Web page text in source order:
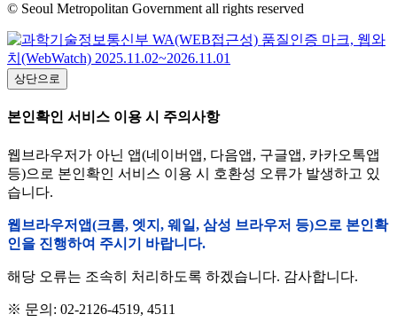
© Seoul Metropolitan Government all rights reserved
상단으로
본인확인 서비스 이용 시 주의사항
웹브라우저가 아닌 앱(네이버앱, 다음앱, 구글앱, 카카오톡앱
등)으로 본인확인 서비스 이용 시 호환성 오류가 발생하고 있
습니다.
웹브라우저앱(크롬, 엣지, 웨일, 삼성 브라우저 등)으로 본인확
인을 진행하여 주시기 바랍니다.
해당 오류는 조속히 처리하도록 하겠습니다. 감사합니다.
※ 문의: 02-2126-4519, 4511